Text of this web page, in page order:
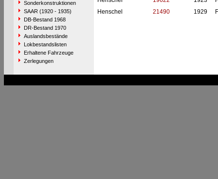
Sonderkonstruktionen
SAAR (1920 - 1935)
DB-Bestand 1968
DR-Bestand 1970
Auslandsbestände
Lokbestandslisten
Erhaltene Fahrzeuge
Zerlegungen
Henschel
21490 1929